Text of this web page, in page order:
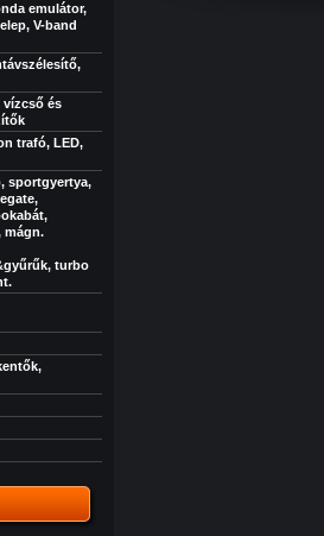
emulátor,
V-band
és
trafó, LED,
sportgyertya,
mágn.
turbo